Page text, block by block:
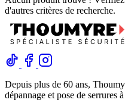
d'autres critères de recherche.
Depuis plus de 60 ans,
dépannage et pose de serrures